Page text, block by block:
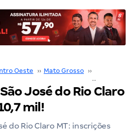
Oeste ›› Mato Grosso ››
José do Rio Claro
mil!
do Rio Claro MT: inscrições